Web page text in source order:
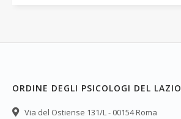
ORDINE DEGLI PSICOLOGI DEL LAZIO
Via del Ostiense 131/L - 00154 Roma